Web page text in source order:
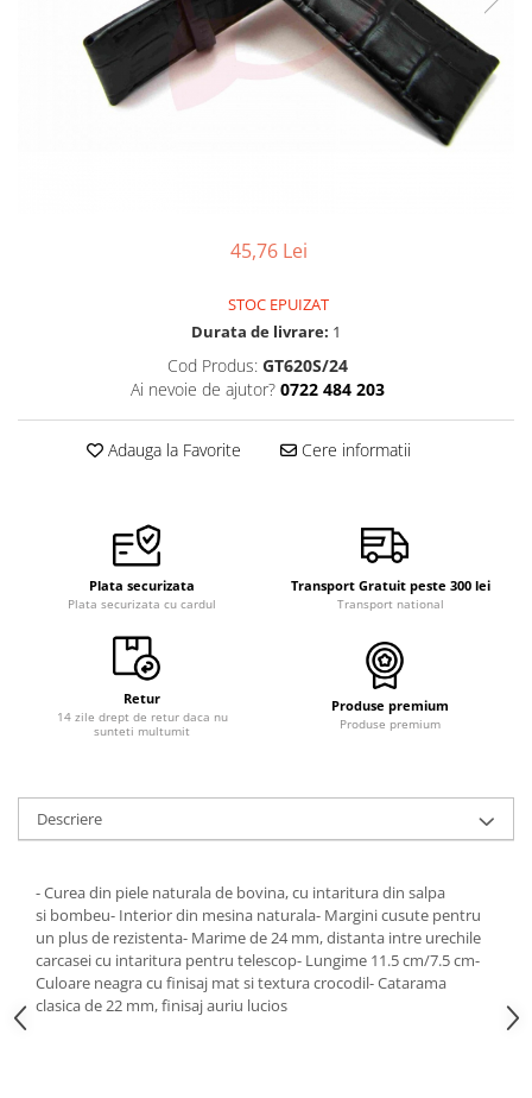
Ceasuri Daniel Klein
Ceasuri Lorus
Ceasuri Q&Q
Scule de Mana
Scule Speciale
Suporti de Lucru
Surubelnite fine
45,76 Lei
STOC EPUIZAT
Durata de livrare: 1
Cod Produs: GT620S/24
Ai nevoie de ajutor? 0722 484 203
Adauga la Favorite Cere informatii
Plata securizata
Plata securizata cu cardul
Transport Gratuit peste 300 lei
Transport national
Retur
14 zile drept de retur daca nu
sunteti multumit
Produse premium
Produse premium
Descriere
- Curea din piele naturala de bovina, cu intaritura din salpa
si bombeu- Interior din mesina naturala- Margini cusute pentru
un plus de rezistenta- Marime de 24 mm, distanta intre urechile
carcasei cu intaritura pentru telescop- Lungime 11.5 cm/7.5 cm-
Culoare neagra cu finisaj mat si textura crocodil- Catarama
clasica de 22 mm, finisaj auriu lucios